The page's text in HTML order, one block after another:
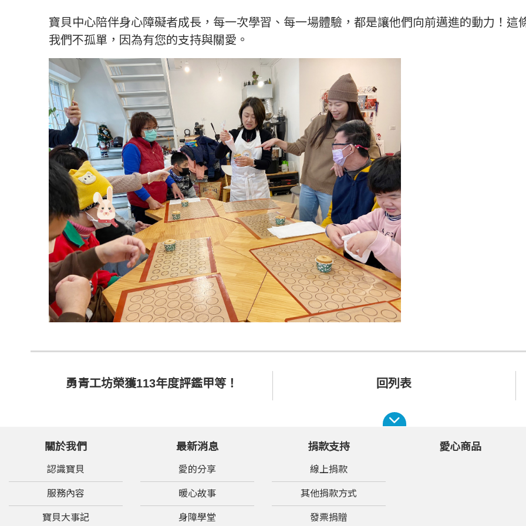
寶貝中心陪伴身心障礙者成長，每一次學習、每一場體驗，都是讓他們向前邁進的動力！這
我們不孤單，因為有您的支持與關愛。
勇青工坊榮獲113年度評鑑甲等！ 回列表
關於我們
認識寶貝
服務內容
寶貝大事記
最新消息
愛的分享
暖心故事
身障學堂
捐款支持
線上捐款
其他捐款方式
發票捐贈
愛心商品